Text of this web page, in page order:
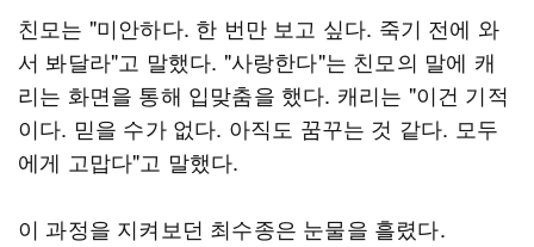
친모는 "미안하다. 한 번만 보고 싶다. 죽기 전에 와
서 봐달라"고 말했다. "사랑한다"는 친모의 말에 캐
리는 화면을 통해 입맞춤을 했다. 캐리는 "이건 기적
이다. 믿을 수가 없다. 아직도 꿈꾸는 것 같다. 모두
에게 고맙다"고 말했다.
이 과정을 지켜보던 최수종은 눈물을 흘렸다.